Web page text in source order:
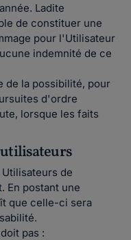
Ladite
de constituer une
pour l'Utilisateur
indemnité de ce
de la possibilité, pour
d'ordre
lorsque les faits
de
En postant une
que celle-ci sera
pas :